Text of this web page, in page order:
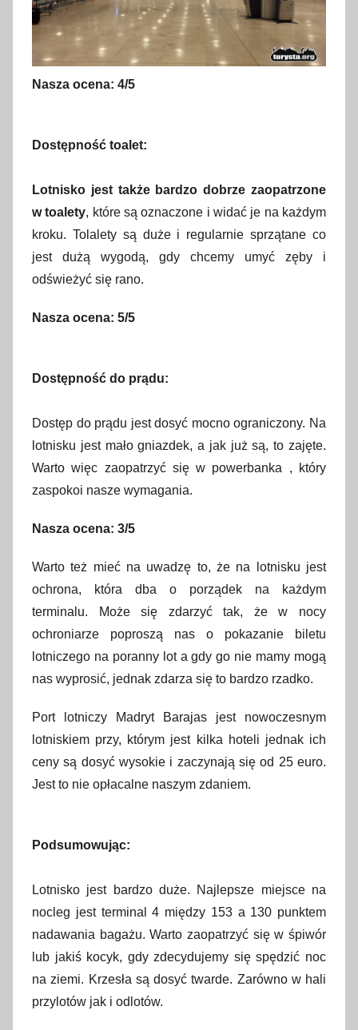
Nasza ocena: 4/5
Dostępność toalet:
Lotnisko jest także bardzo dobrze zaopatrzone
w toalety, które są oznaczone i widać je na każdym
kroku. Tolalety są duże i regularnie sprzątane co
jest dużą wygodą, gdy chcemy umyć zęby i
odświeżyć się rano.
Nasza ocena: 5/5
Dostępność do prądu:
Dostęp do prądu jest dosyć mocno ograniczony. Na
lotnisku jest mało gniazdek, a jak już są, to zajęte.
Warto więc zaopatrzyć się w powerbanka , który
zaspokoi nasze wymagania.
Nasza ocena: 3/5
Warto też mieć na uwadzę to, że na lotnisku jest
ochrona, która dba o porządek na każdym
terminalu. Może się zdarzyć tak, że w nocy
ochroniarze poproszą nas o pokazanie biletu
lotniczego na poranny lot a gdy go nie mamy mogą
nas wyprosić, jednak zdarza się to bardzo rzadko.
Port lotniczy Madryt Barajas jest nowoczesnym
lotniskiem przy, którym jest kilka hoteli jednak ich
ceny są dosyć wysokie i zaczynają się od 25 euro.
Jest to nie opłacalne naszym zdaniem.
Podsumowując:
Lotnisko jest bardzo duże. Najlepsze miejsce na
nocleg jest terminal 4 między 153 a 130 punktem
nadawania bagażu. Warto zaopatrzyć się w śpiwór
lub jakiś kocyk, gdy zdecydujemy się spędzić noc
na ziemi. Krzesła są dosyć twarde. Zarówno w hali
przylotów jak i odlotów.